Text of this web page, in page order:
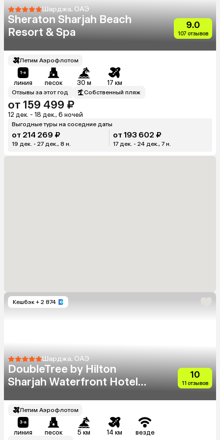
Шарджа, ОАЭ
Sheraton Sharjah Beach
Resort & Spa
9.0
107 отзывов
Летим Аэрофлотом
линия песок 30 м 17 км
Отзывы за этот год Собственный пляж
от 159 499 ₽
12 дек. - 18 дек., 6 ночей
Выгодные туры на соседние даты
от 214 269 ₽
19 дек. - 27 дек., 8 н.
от 193 602 ₽
17 дек. - 24 дек., 7 н.
Кешбэк + 2 874
Шарджа, ОАЭ
DoubleTree by Hilton
Sharjah Waterfront Hotel
10
11 отзывов
Летим Аэрофлотом
линия песок 5 км 14 км везде